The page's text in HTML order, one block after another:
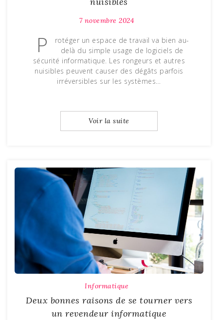
7 novembre 2024
P
rotéger un espace de travail va bien au-
delà du simple usage de logiciels de
sécurité informatique. Les rongeurs et autres
nuisibles peuvent causer des dégâts parfois
irréversibles sur les systèmes…
Voir la suite
Informatique
Deux bonnes raisons de se tourner vers
un revendeur informatique